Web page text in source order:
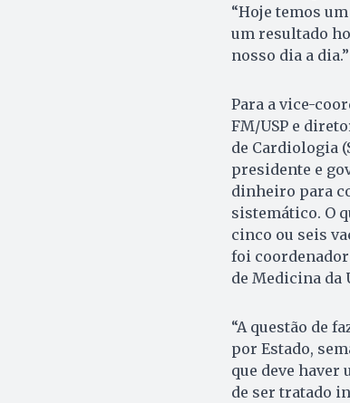
“Hoje temos
um resultado
nosso dia a dia.”
Para a vice-
FM/USP e
de Cardiologia
presidente e
dinheiro para
sistemático. O
cinco ou seis
foi
de Medicina da
“A questão de
por Estado,
que deve haver
de ser tratado